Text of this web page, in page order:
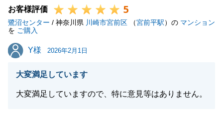
また何かお役に立てることがございましたら、いつで
もお気軽にお申し付けください。
お客様評価 5
鷺沼センター / 神奈川県 川崎市宮前区 （宮前平駅）の マンション
を ご購入
Y様
Y様 2026年2月1日
大変満足しています
大変満足していますので、特に意見等はありません。